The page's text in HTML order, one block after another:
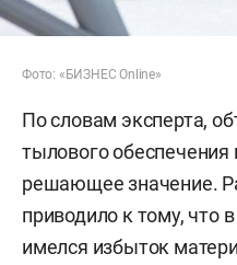
Фото: «БИЗНЕС Online»
По словам эксперта,
тылового обеспечения
решающее значение.
приводило к тому, что
имелся избыток